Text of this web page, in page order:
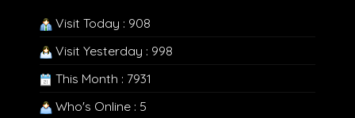
Visit Today : 908
Visit Yesterday : 998
This Month : 7931
Who's Online : 5